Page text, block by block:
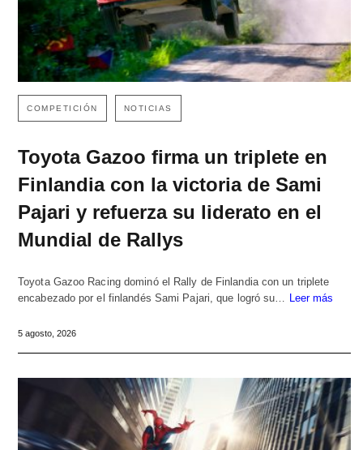
COMPETICIÓN NOTICIAS
Toyota Gazoo firma un triplete en
Finlandia con la victoria de Sami
Pajari y refuerza su liderato en el
Mundial de Rallys
Toyota Gazoo Racing dominó el Rally de Finlandia con un triplete
encabezado por el finlandés Sami Pajari, que logró su… Leer más
5 agosto, 2026